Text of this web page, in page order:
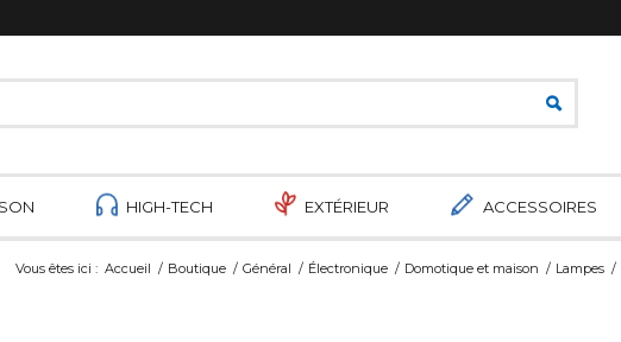
HIGH-TECH EXTÉRIEUR ACCESSOIRES
Vous êtes ici : Accueil / Boutique / Général / Électronique / Domotique et maison / Lampes /